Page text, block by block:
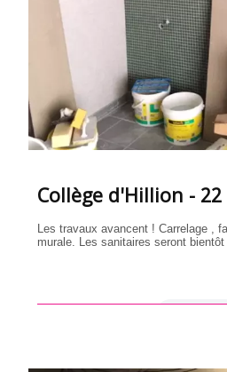
Collège d'Hillion - 22
Les travaux avancent ! Carrelage ,
murale. Les sanitaires seront bientôt